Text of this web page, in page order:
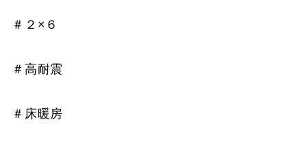
＃２×６
＃高耐震
＃床暖房